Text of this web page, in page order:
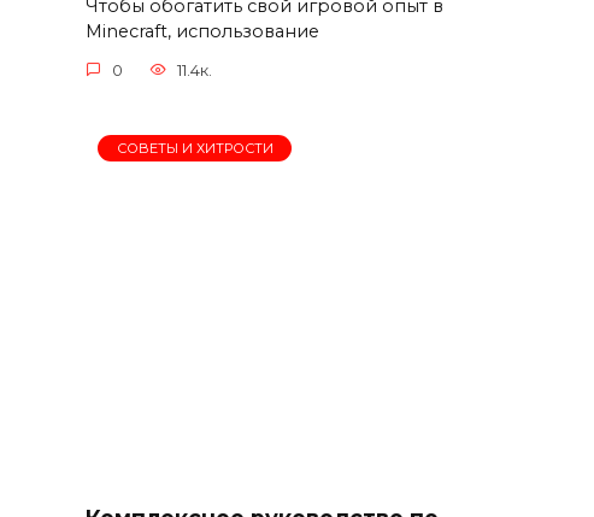
Чтобы обогатить свой игровой опыт в
Minecraft, использование
0 11.4к.
СОВЕТЫ И ХИТРОСТИ